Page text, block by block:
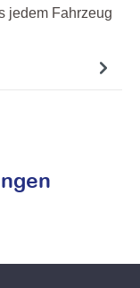
jedem Fahrzeug